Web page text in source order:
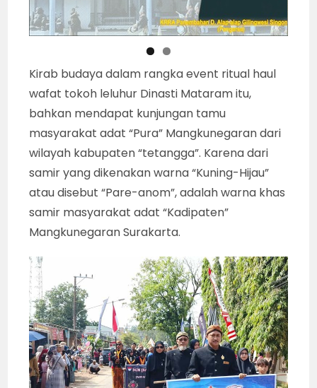
Kirab budaya dalam rangka event ritual haul
wafat tokoh leluhur Dinasti Mataram itu,
bahkan mendapat kunjungan tamu
masyarakat adat “Pura” Mangkunegaran dari
wilayah kabupaten “tetangga”. Karena dari
samir yang dikenakan warna “Kuning-Hijau”
atau disebut “Pare-anom”, adalah warna khas
samir masyarakat adat “Kadipaten”
Mangkunegaran Surakarta.